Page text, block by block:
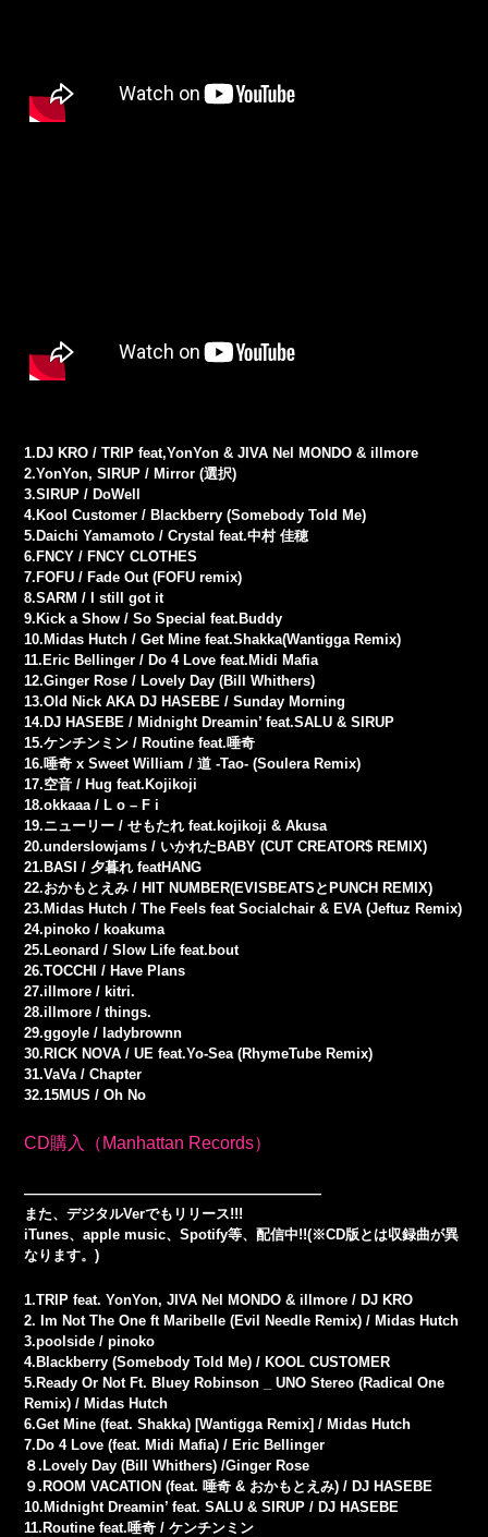
1.DJ KRO / TRIP feat,YonYon & JIVA Nel MONDO & illmore
2.YonYon, SIRUP / Mirror (選択)
3.SIRUP / DoWell
4.Kool Customer / Blackberry (Somebody Told Me)
5.Daichi Yamamoto / Crystal feat.中村 佳穂
6.FNCY / FNCY CLOTHES
7.FOFU / Fade Out (FOFU remix)
8.SARM / I still got it
9.Kick a Show / So Special feat.Buddy
10.Midas Hutch / Get Mine feat.Shakka(Wantigga Remix)
11.Eric Bellinger / Do 4 Love feat.Midi Mafia
12.Ginger Rose / Lovely Day (Bill Whithers)
13.Old Nick AKA DJ HASEBE / Sunday Morning
14.DJ HASEBE / Midnight Dreamin’ feat.SALU & SIRUP
15.ケンチンミン / Routine feat.唾奇
16.唾奇 x Sweet William / 道 -Tao- (Soulera Remix)
17.空音 / Hug feat.Kojikoji
18.okkaaa / L o – F i
19.ニューリー / せもたれ feat.kojikoji & Akusa
20.underslowjams / いかれたBABY (CUT CREATOR$ REMIX)
21.BASI / 夕暮れ featHANG
22.おかもとえみ / HIT NUMBER(EVISBEATSとPUNCH REMIX)
23.Midas Hutch / The Feels feat Socialchair & EVA (Jeftuz Remix)
24.pinoko / koakuma
25.Leonard / Slow Life feat.bout
26.TOCCHI / Have Plans
27.illmore / kitri.
28.illmore / things.
29.ggoyle / ladybrownn
30.RICK NOVA / UE feat.Yo-Sea (RhymeTube Remix)
31.VaVa / Chapter
32.15MUS / Oh No
CD購入（Manhattan Records）
—————————————————————
また、デジタルVerでもリリース!!!
iTunes、apple music、Spotify等、配信中!!(※CD版とは収録曲が異
なります。)
1.TRIP feat. YonYon, JIVA Nel MONDO & illmore / DJ KRO
2. Im Not The One ft Maribelle (Evil Needle Remix) / Midas Hutch
3.poolside / pinoko
4.Blackberry (Somebody Told Me) / KOOL CUSTOMER
5.Ready Or Not Ft. Bluey Robinson _ UNO Stereo (Radical One
Remix) / Midas Hutch
6.Get Mine (feat. Shakka) [Wantigga Remix] / Midas Hutch
7.Do 4 Love (feat. Midi Mafia) / Eric Bellinger
８.Lovely Day (Bill Whithers) /Ginger Rose
９.ROOM VACATION (feat. 唾奇 & おかもとえみ) / DJ HASEBE
10.Midnight Dreamin’ feat. SALU & SIRUP / DJ HASEBE
11.Routine feat.唾奇 / ケンチンミン